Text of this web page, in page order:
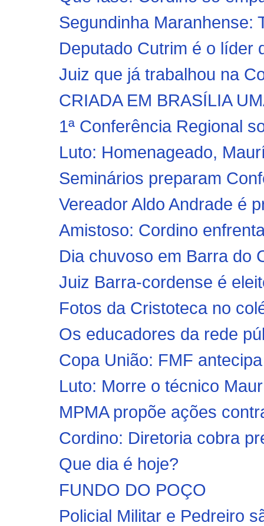
Segundinha Maranhense:
Deputado Cutrim é o líder
Juiz que já trabalhou na
CRIADA EM BRASÍLIA
1ª Conferência Regional
Luto: Homenageado,
Seminários preparam
Vereador Aldo Andrade é
Amistoso: Cordino
Dia chuvoso em Barra do
Juiz Barra-cordense é
Fotos da Cristoteca no
Os educadores da rede
Copa União: FMF
Luto: Morre o técnico
MPMA propõe ações
Cordino: Diretoria cobra
Que dia é hoje?
FUNDO DO POÇO
Policial Militar e Pedreiro